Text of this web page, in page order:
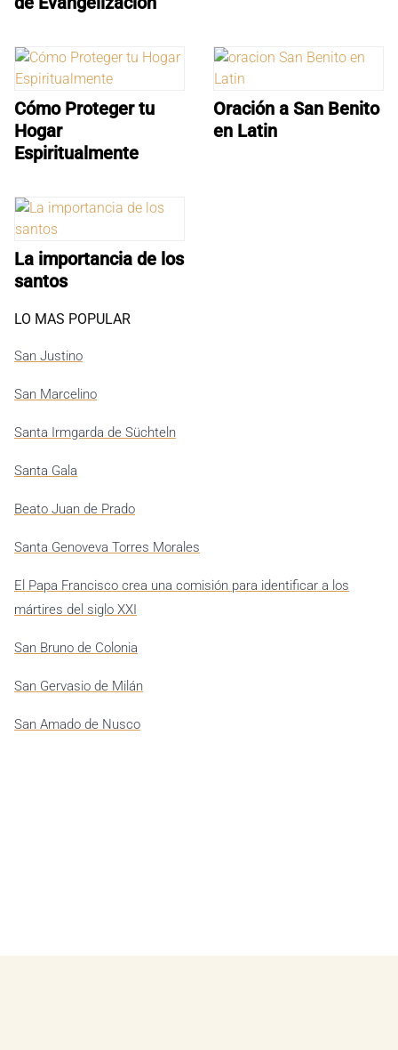
Cómo Proteger tu
Hogar
Espiritualmente
Oración a San Benito
en Latin
La importancia de los
santos
LO MAS POPULAR
San Justino
San Marcelino
Santa Irmgarda de Süchteln
Santa Gala
Beato Juan de Prado
Santa Genoveva Torres Morales
El Papa Francisco crea una comisión para identificar a los
mártires del siglo XXI
San Bruno de Colonia
San Gervasio de Milán
San Amado de Nusco